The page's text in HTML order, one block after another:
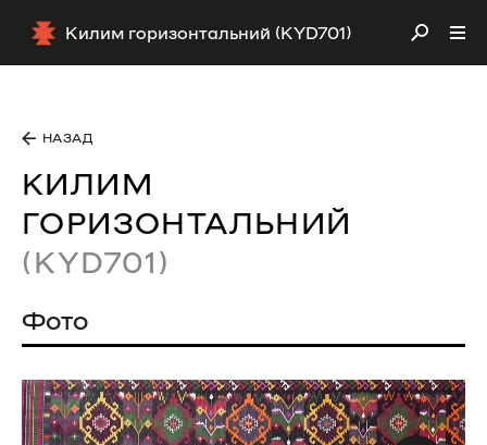
Килим горизонтальний (KYD701)
НАЗАД
КИЛИМ
ГОРИЗОНТАЛЬНИЙ
(KYD701)
Фото